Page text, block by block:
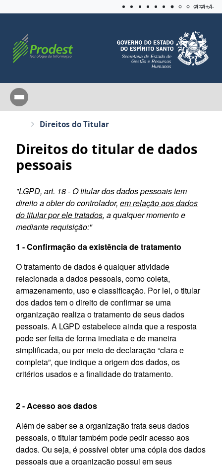
Aplicar
A=A+A-
Secretaria de Estado de
Gestão e Recursos
Humanos
Direitos do Titular
Direitos do titular de dados
pessoais
"LGPD, art. 18 - O titular dos dados pessoais tem
direito a obter do controlador, em relação aos dados
do titular por ele tratados, a qualquer momento e
mediante requisição:"
1 - Confirmação da existência de tratamento
O tratamento de dados é qualquer atividade
relacionada a dados pessoais, como coleta,
armazenamento, uso e classificação. Por lei, o titular
dos dados tem o direito de confirmar se uma
organização realiza o tratamento de seus dados
pessoais. A LGPD estabelece ainda que a resposta
pode ser feita de forma imediata e de maneira
simplificada, ou por meio de declaração “clara e
completa”, que indique a origem dos dados, os
critérios usados e a finalidade do tratamento.
2 - Acesso aos dados
Além de saber se a organização trata seus dados
pessoais, o titular também pode pedir acesso aos
dados. Ou seja, é possível obter uma cópia dos dados
pessoais que a organização possui em seus